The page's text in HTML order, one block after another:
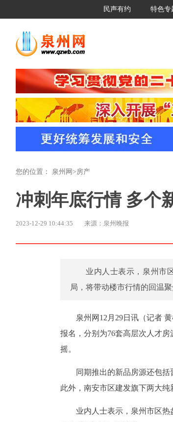
民声有约 特色专
您的位置： 泉州网 >房产
冲刺年底行情 多个
2023-12-29 10:44:35 来源：泉州晚报
业内人士表示，泉州市
局，将带动楼市行情的回温聚
泉州网12月29日讯（记者
报名，分别为76套高层次人才
摇。
同期推出的新品房源还包
此外，南安市区建发旗下两大纯
业内人士表示，泉州市区